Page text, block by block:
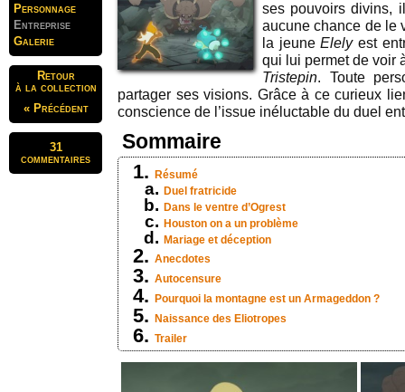
Personnage
Entreprise
Galerie
Retour
à la collection
« Précédent
31
commentaires
ses pouvoirs divins,
aucune chance de le
la jeuneElelyest
qui lui permet de voir
Tristepin. Toute
partager ses visions. Grâce à ce curieux
conscience de l’issue inéluctable du duel
Sommaire
Résumé
Duel fratricide
Dans le ventre d’Ogrest
Houston on a un problème
Mariage et déception
Anecdotes
Autocensure
Pourquoi la montagne est un Armageddon ?
Naissance des Eliotropes
Trailer